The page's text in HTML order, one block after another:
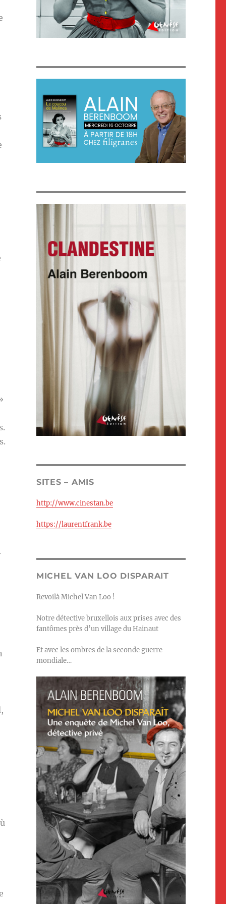
SITES – AMIS
http://www.cinestan.be
https://laurentfrank.be
MICHEL VAN LOO DISPARAIT
Revoilà Michel Van Loo !
Notre détective bruxellois aux prises avec des
fantômes près d’un village du Hainaut
Et avec les ombres de la seconde guerre
mondiale…